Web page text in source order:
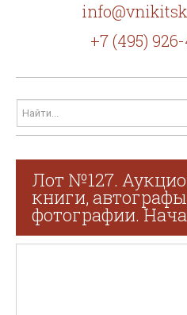
+7 (495)
Лот №127.
книги,
фотографии.